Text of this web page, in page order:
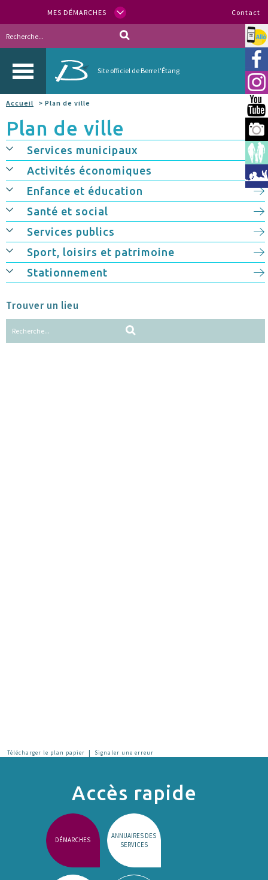
MES DÉMARCHES Contact
Site officiel de Berre l'Étang
Allo
Accueil > Plan de ville
Plan de ville
Services municipaux
Activités économiques
Enfance et éducation
Santé et social
Services publics
Sport, loisirs et patrimoine
Stationnement
Trouver un lieu
Télécharger le plan papier | Signaler une erreur
Accès rapide
DÉMARCHES
ANNUAIRES DES
SERVICES